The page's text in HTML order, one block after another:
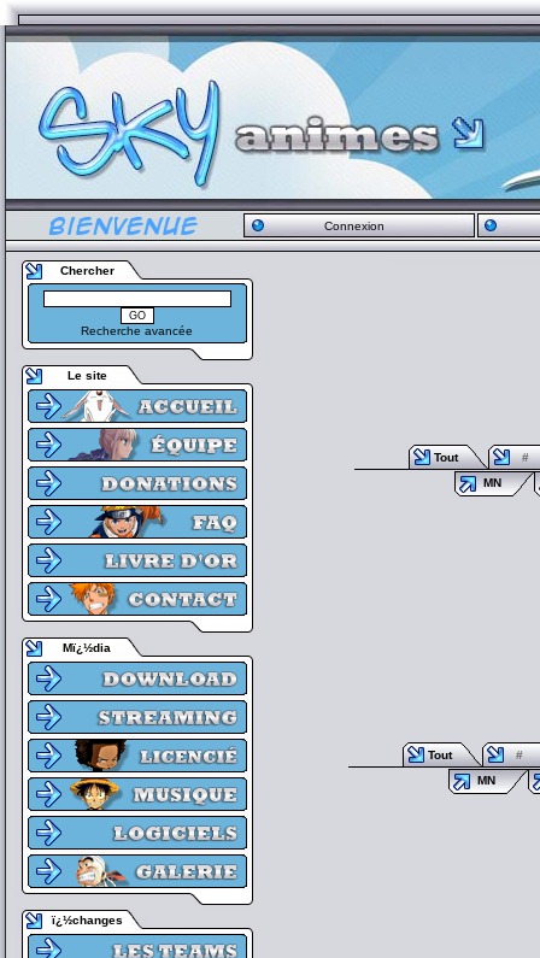
Connexion
Chercher
Recherche avancée
Le site
Mï¿½dia
ï¿½changes
Tout
#
MN
Tout
#
MN